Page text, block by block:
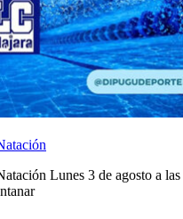
Lunes 3 de agosto a las